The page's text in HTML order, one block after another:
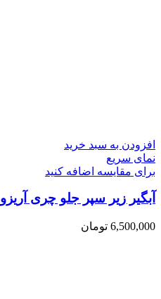
افزودن به سبد خرید
نمای سریع
برای مقایسه اضافه کنید
آبگیر زیر سپر جلو چری آریزو 6 معمولی ARRIZO 6
6,500,000 تومان